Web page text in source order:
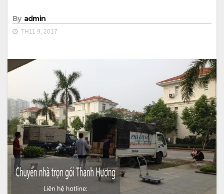
By admin
TH11 9, 2017